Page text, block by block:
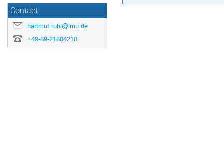
Contact
hartmut.ruhl@lmu.de
+49-89-21804210